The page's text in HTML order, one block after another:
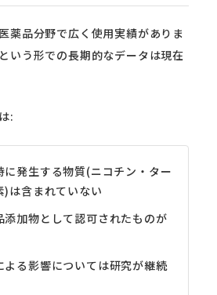
薬品分野で広く使用実績がありま
いう形での長期的なデータは現在
:
に発生する物質(ニコチン・ター
)は含まれていない
添加物として認可されたものが
よる影響については研究が継続